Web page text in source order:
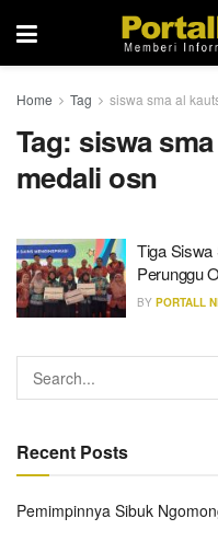
Home Tag siswa sma al
Tag: siswa
medali osn
Tiga
Perunggu
BY PORTALL
Recent Posts
Pemimpinnya Sibuk